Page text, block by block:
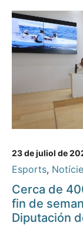
23 de juliol de
Esports,
Cerca de
fin de
Diputación